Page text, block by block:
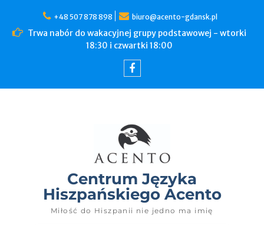
+48 507 878 898 biuro@acento-gdansk.pl
Trwa nabór do wakacyjnej grupy podstawowej - wtorki
18:30 i czwartki 18:00
Centrum Języka
Hiszpańskiego Acento
Miłość do Hiszpanii nie jedno ma imię